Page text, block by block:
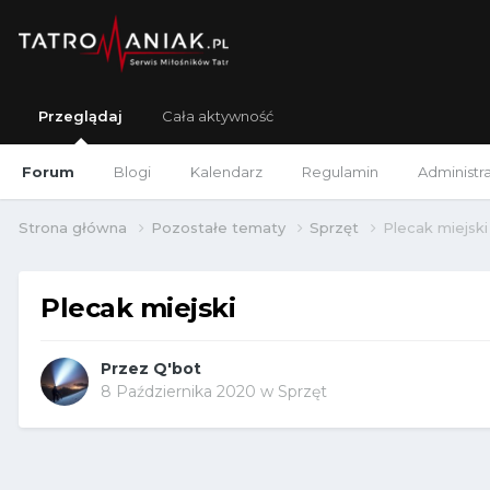
Przeglądaj
Forum Blogi Kalendarz Regulamin
Cała aktywność
Strona główna Pozostałe tematy Sprzęt Plecak miejski
Plecak miejski
Przez Q'bot
8 Października 2020 w Sprzęt